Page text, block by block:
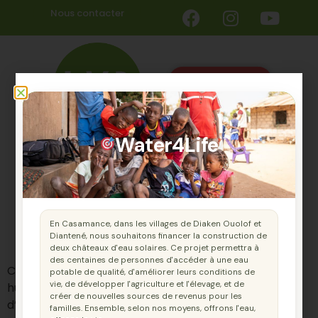
Nous contacter
Ce site est édité par la voie difficile, une association
humanitaire enregistrée sous le numéro [Numéro
d’Enregistrement] et dont le siège social est situé 18
Water4Life
En Casamance, dans les villages de Diaken Ouolof et
Diantené, nous souhaitons financer la construction de
deux châteaux d'eau solaires. Ce projet permettra à
des centaines de personnes d'accéder à une eau
potable de qualité, d'améliorer leurs conditions de
vie, de développer l'agriculture et l'élevage, et de
créer de nouvelles sources de revenus pour les
familles. Ensemble, selon nos moyens, offrons l'eau,